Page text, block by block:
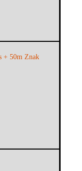
+ 50m Znak